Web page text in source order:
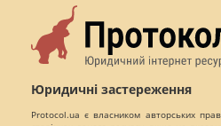
Юридичні застереження
Protocol.ua є власником авторських